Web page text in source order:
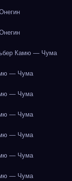
Камю — Чума
— Чума
— Чума
— Чума
— Чума
— Чума
— Чума